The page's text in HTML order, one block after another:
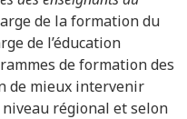
de la formation du
de l’éducation
de formation des
de mieux intervenir
régional et selon